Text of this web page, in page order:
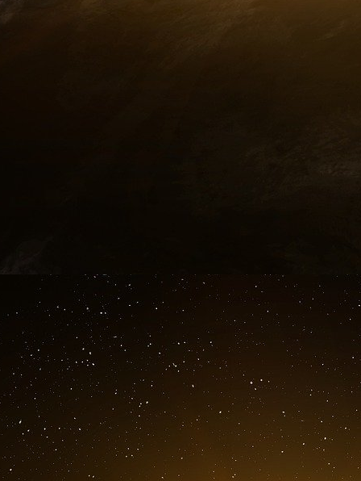
décomposition dans les assises
audacieuse.
L’instruction philosophique suit la mode
ton, autrement dit n’alimente pas l’appétit
incapable. La France est présente, mais
anglophiles et américanisés, entraînés sur la
de soutien culturel français est connu dans
La crédulité va de pair avec la défiance
modifier cet état d’esprit et telle personne
ni Israël ne menacent le pays, sauf les
personnage de Lorenzaccio de Musset